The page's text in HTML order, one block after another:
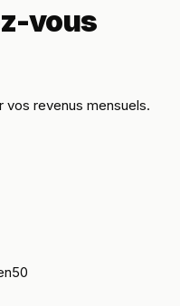
vous
vos revenus mensuels.
50